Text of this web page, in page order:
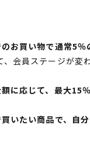
お買い物で通常5％
会員ステージが変
に応じて、最大15
いたい商品で、自